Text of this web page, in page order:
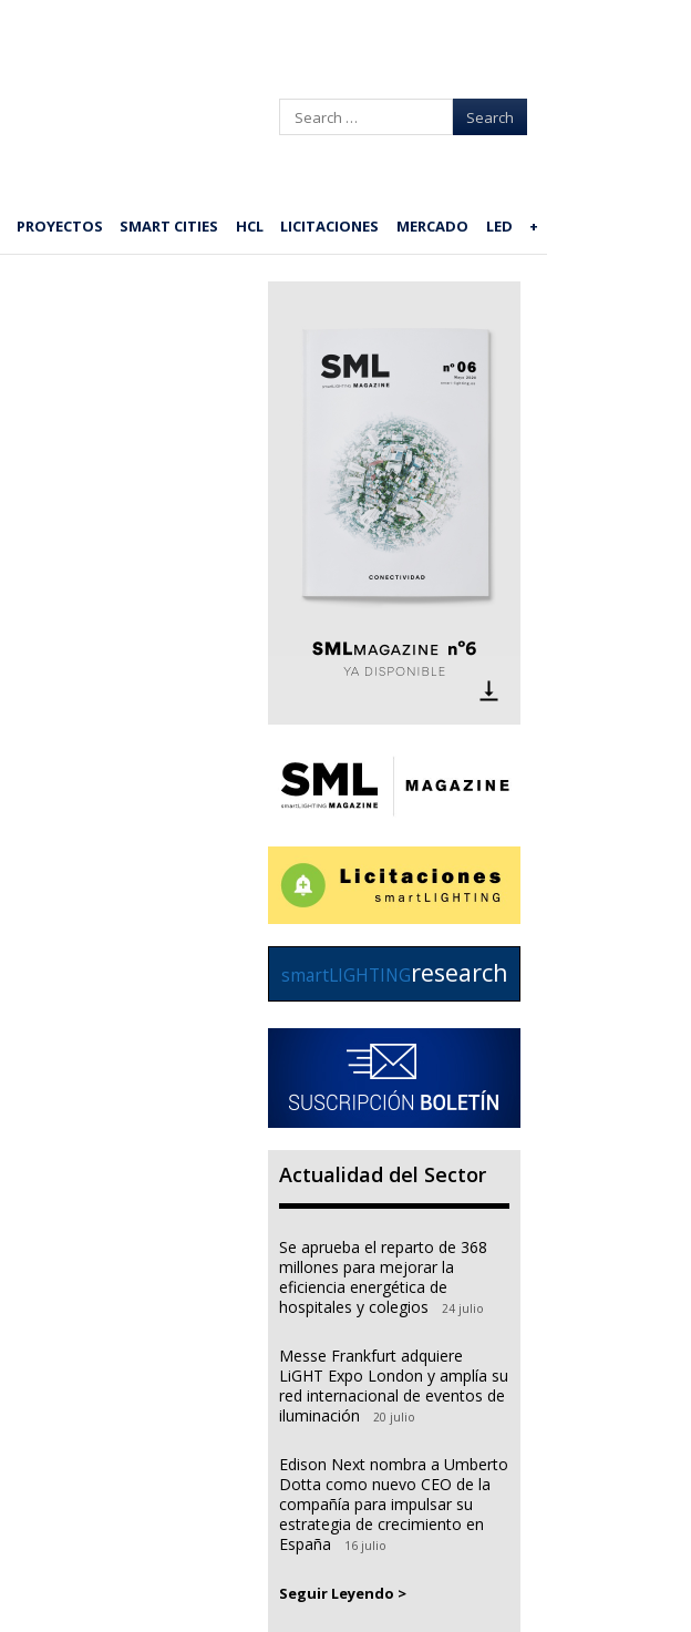
Search
PROYECTOS SMART CITIES HCL LICITACIONES MERCADO LED +
smartLIGHTINGresearch
Actualidad del Sector
Se aprueba el reparto de 368
millones para mejorar la
eficiencia energética de
hospitales y colegios
24 julio
Messe Frankfurt adquiere
LiGHT Expo London y amplía su
red internacional de eventos de
iluminación
20 julio
Edison Next nombra a Umberto
Dotta como nuevo CEO de la
compañía para impulsar su
estrategia de crecimiento en
España
16 julio
Seguir Leyendo >